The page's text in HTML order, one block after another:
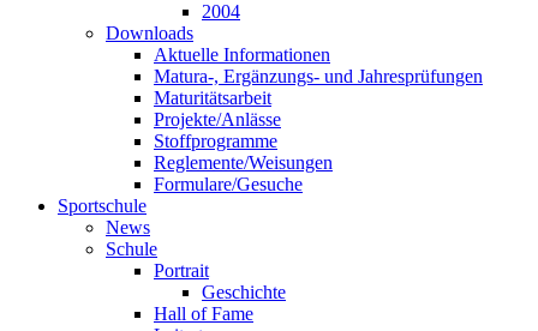
2004
Downloads
Aktuelle Informationen
Matura-, Ergänzungs- und Jahresprüfungen
Maturitätsarbeit
Projekte/Anlässe
Stoffprogramme
Reglemente/Weisungen
Formulare/Gesuche
Sportschule
News
Schule
Portrait
Geschichte
Hall of Fame